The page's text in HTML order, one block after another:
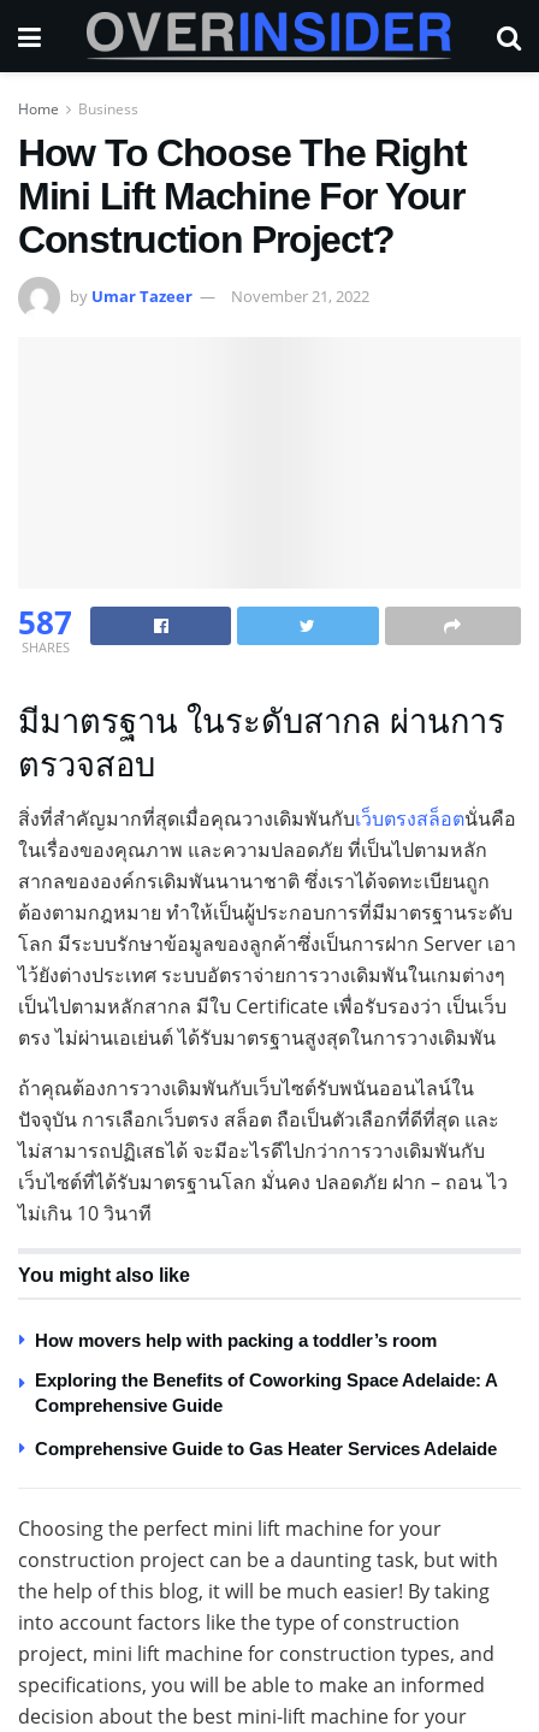
Home Business
How To Choose The Right
Mini Lift Machine For Your
Construction Project?
by Umar Tazeer November 21, 2022
587
SHARES
มีมาตรฐาน ในระดับสากล ผ่านการ
ตรวจสอบ
สิ่งที่สำคัญมากที่สุดเมื่อคุณวางเดิมพันกับเว็บตรงสล็อตนั่นคือ
ในเรื่องของคุณภาพ และความปลอดภัย ที่เป็นไปตามหลัก
สากลขององค์กรเดิมพันนานาชาติ ซึ่งเราได้จดทะเบียนถูก
ต้องตามกฎหมาย ทำให้เป็นผู้ประกอบการที่มีมาตรฐานระดับ
โลก มีระบบรักษาข้อมูลของลูกค้าซึ่งเป็นการฝาก Server เอา
ไว้ยังต่างประเทศ ระบบอัตราจ่ายการวางเดิมพันในเกมต่างๆ
เป็นไปตามหลักสากล มีใบ Certificate เพื่อรับรองว่า เป็นเว็บ
ตรง ไม่ผ่านเอเย่นต์ ได้รับมาตรฐานสูงสุดในการวางเดิมพัน
ถ้าคุณต้องการวางเดิมพันกับเว็บไซต์รับพนันออนไลน์ใน
ปัจจุบัน การเลือกเว็บตรง สล็อต ถือเป็นตัวเลือกที่ดีที่สุด และ
ไม่สามารถปฏิเสธได้ จะมีอะไรดีไปกว่าการวางเดิมพันกับ
เว็บไซต์ที่ได้รับมาตรฐานโลก มั่นคง ปลอดภัย ฝาก – ถอน ไว
ไม่เกิน 10 วินาที
You might also like
How movers help with packing a toddler’s room
Exploring the Benefits of Coworking Space Adelaide: A
Comprehensive Guide
Comprehensive Guide to Gas Heater Services Adelaide
Choosing the perfect mini lift machine for your
construction project can be a daunting task, but with
the help of this blog, it will be much easier! By taking
into account factors like the type of construction
project, mini lift machine for construction types, and
specifications, you will be able to make an informed
decision about the best mini-lift machine for your